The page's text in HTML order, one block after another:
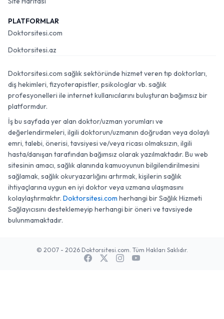
PLATFORMLAR
Doktorsitesi.com
Doktorsitesi.az
Doktorsitesi.com sağlık sektöründe hizmet veren tıp doktorları,
diş hekimleri, fizyoterapistler, psikologlar vb. sağlık
profesyonelleri ile internet kullanıcılarını buluşturan bağımsız bir
platformdur.
İş bu sayfada yer alan doktor/uzman yorumları ve
değerlendirmeleri, ilgili doktorun/uzmanın doğrudan veya dolaylı
emri, talebi, önerisi, tavsiyesi ve/veya ricası olmaksızın, ilgili
hasta/danışan tarafından bağımsız olarak yazılmaktadır. Bu web
sitesinin amacı, sağlık alanında kamuoyunun bilgilendirilmesini
sağlamak, sağlık okuryazarlığını artırmak, kişilerin sağlık
ihtiyaçlarına uygun en iyi doktor veya uzmana ulaşmasını
kolaylaştırmaktır. Doktorsitesi.com herhangi bir Sağlık Hizmeti
Sağlayıcısını desteklemeyip herhangi bir öneri ve tavsiyede
bulunmamaktadır.
© 2007 - 2026 Doktorsitesi.com. Tüm Hakları Saklıdır.